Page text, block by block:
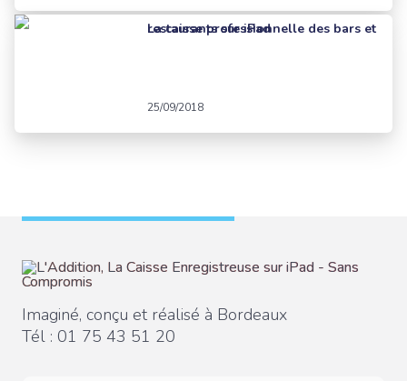
La caisse professionnelle des bars et restaurants sur iPad
25/09/2018
Imaginé, conçu et réalisé à Bordeaux
Tél : 01 75 43 51 20